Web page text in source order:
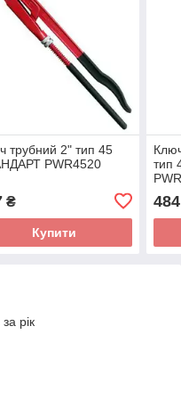
трубний 2" тип 45
PWR4520
₴
Купити
тип
484
рік